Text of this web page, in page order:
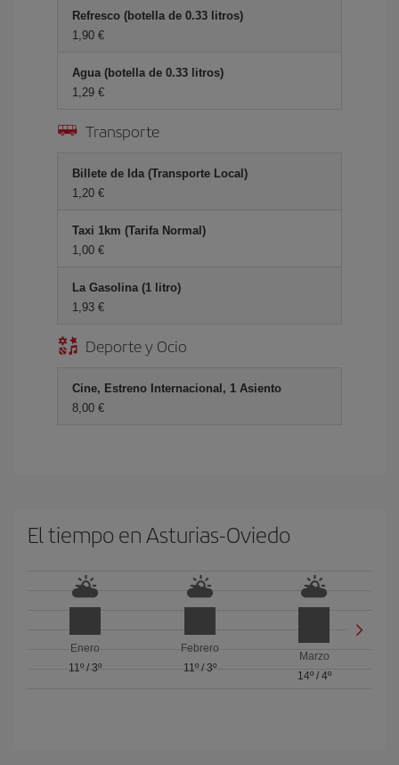
Refresco (botella de 0.33 litros)
1,90 €
Agua (botella de 0.33 litros)
1,29 €
Transporte
Billete de Ida (Transporte Local)
1,20 €
Taxi 1km (Tarifa Normal)
1,00 €
La Gasolina (1 litro)
1,93 €
Deporte y Ocio
Cine, Estreno Internacional, 1 Asiento
8,00 €
El tiempo en Asturias-Oviedo
Enero
11º/ 3º
Febrero
11º/ 3º
Marzo
14º/ 4º